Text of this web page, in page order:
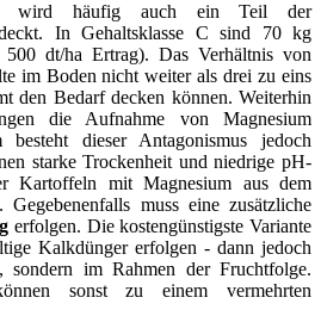
wird häufig auch ein Teil der
In Gehaltsklasse C sind 70 kg
dt/ha Ertrag). Das Verhältnis von
im Boden nicht weiter als drei zu eins
den Bedarf decken können. Weiterhin
die Aufnahme von Magnesium
besteht dieser Antagonismus jedoch
starke Trockenheit und niedrige pH-
Kartoffeln mit Magnesium aus dem
Gegebenenfalls muss eine zusätzliche
erfolgen. Die kostengünstigste Variante
Kalkdünger erfolgen - dann jedoch
im Rahmen der Fruchtfolge.
sonst zu einem vermehrten